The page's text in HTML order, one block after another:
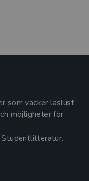
som väcker läslust
möjligheter för
Studentlitteratur.